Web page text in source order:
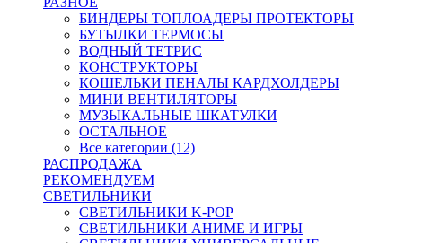
БИНДЕРЫ ТОПЛОАДЕРЫ ПРОТЕКТОРЫ
БУТЫЛКИ ТЕРМОСЫ
ВОДНЫЙ ТЕТРИС
КОНСТРУКТОРЫ
КОШЕЛЬКИ ПЕНАЛЫ КАРДХОЛДЕРЫ
МИНИ ВЕНТИЛЯТОРЫ
МУЗЫКАЛЬНЫЕ ШКАТУЛКИ
ОСТАЛЬНОЕ
Все категории (12)
РАСПРОДАЖА
РЕКОМЕНДУЕМ
СВЕТИЛЬНИКИ
СВЕТИЛЬНИКИ K-POP
СВЕТИЛЬНИКИ АНИМЕ И ИГРЫ